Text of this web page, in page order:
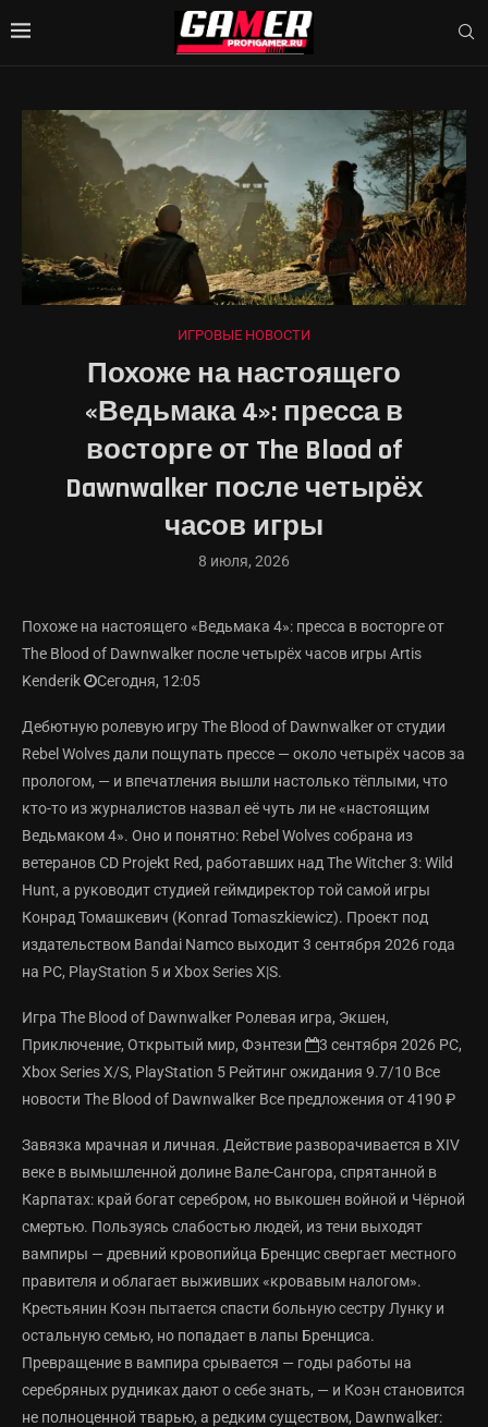
ИГРОВЫЕ НОВОСТИ
Похоже на настоящего
«Ведьмака 4»: пресса в
восторге от The Blood of
Dawnwalker после четырёх
часов игры
8 июля, 2026
Похоже на настоящего «Ведьмака 4»: пресса в восторге от
The Blood of Dawnwalker после четырёх часов игры Artis
Kenderik
Сегодня, 12:05
Дебютную ролевую игру The Blood of Dawnwalker от студии
Rebel Wolves дали пощупать прессе — около четырёх часов за
прологом, — и впечатления вышли настолько тёплыми, что
кто-то из журналистов назвал её чуть ли не «настоящим
Ведьмаком 4». Оно и понятно: Rebel Wolves собрана из
ветеранов CD Projekt Red, работавших над The Witcher 3: Wild
Hunt, а руководит студией геймдиректор той самой игры
Конрад Томашкевич (Konrad Tomaszkiewicz). Проект под
издательством Bandai Namco выходит 3 сентября 2026 года
на PC, PlayStation 5 и Xbox Series X|S.
Игра The Blood of Dawnwalker Ролевая игра, Экшен,
Приключение, Открытый мир, Фэнтези
3 сентября 2026 PC,
Xbox Series X/S, PlayStation 5 Рейтинг ожидания 9.7/10 Все
новости The Blood of Dawnwalker Все предложения от 4190 ₽
Завязка мрачная и личная. Действие разворачивается в XIV
веке в вымышленной долине Вале-Сангора, спрятанной в
Карпатах: край богат серебром, но выкошен войной и Чёрной
смертью. Пользуясь слабостью людей, из тени выходят
вампиры — древний кровопийца Бренцис свергает местного
правителя и облагает выживших «кровавым налогом».
Крестьянин Коэн пытается спасти больную сестру Лунку и
остальную семью, но попадает в лапы Бренциса.
Превращение в вампира срывается — годы работы на
серебряных рудниках дают о себе знать, — и Коэн становится
не полноценной тварью, а редким существом, Dawnwalker: